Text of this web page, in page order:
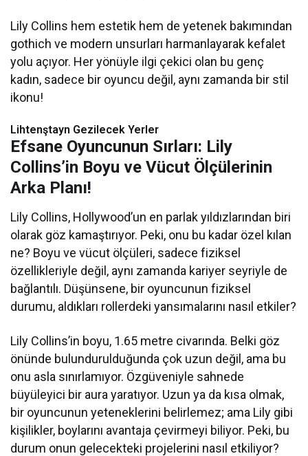
Lily Collins hem estetik hem de yetenek bakımından
gothich ve modern unsurları harmanlayarak kefalet
yolu açıyor. Her yönüyle ilgi çekici olan bu genç
kadın, sadece bir oyuncu değil, aynı zamanda bir stil
ikonu!
Lihtenştayn Gezilecek Yerler
Efsane Oyuncunun Sırları: Lily
Collins’in Boyu ve Vücut Ölçülerinin
Arka Planı!
Lily Collins, Hollywood’un en parlak yıldızlarından biri
olarak göz kamaştırıyor. Peki, onu bu kadar özel kılan
ne? Boyu ve vücut ölçüleri, sadece fiziksel
özellikleriyle değil, aynı zamanda kariyer seyriyle de
bağlantılı. Düşünsene, bir oyuncunun fiziksel
durumu, aldıkları rollerdeki yansımalarını nasıl etkiler?
Lily Collins’in boyu, 1.65 metre civarında. Belki göz
önünde bulundurulduğunda çok uzun değil, ama bu
onu asla sınırlamıyor. Özgüveniyle sahnede
büyüleyici bir aura yaratıyor. Uzun ya da kısa olmak,
bir oyuncunun yeteneklerini belirlemez; ama Lily gibi
kişilikler, boylarını avantaja çevirmeyi biliyor. Peki, bu
durum onun gelecekteki projelerini nasıl etkiliyor?